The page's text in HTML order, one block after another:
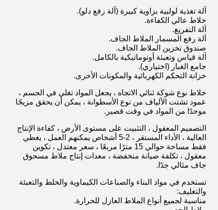
آلة تغذية لولبية بزاوية كبيرة (آلة رفع دلو).
خلاط عالي الكفاءة.
آلة التفريغ.
آلة رفع المسمار الملاط الجاف.
صندوق تخزين الملاط الجاف.
آلة قياس وتعبئة أوتوماتيكية بالكامل.
جامع الغبار (اختياري).
خزانة التحكم الكهربائية والمكونات الأخرى.
خلاط نوع شوكة ثنائي الاتجاه ، يجعل المواد تغلي في الجسم ،
عمود تشتت الألياف من نوع الأسطوانة ، يمكن أن يحقق مزيجًا
موحدًا من المواد في وقت قصير.
التصميم المعقول ، التثبيت على مستوى الأرض ، كفاءة الإنتاج
العالية ، الأداء المستقر ، 2-5 أشخاص يمكنهم العمل ، يغطي
فقط مساحة حوالي 15 مترًا مربعًا ، سعر معتدل ، تكوين
معقول ، تكلفة صيانة منخفضة ، معدات إنتاج ملاط ​​مسحوق
جاف مثالي جدًا.
تستخدم في مواد البناء والصناعات الكيماوية والخلط والتعبئة
والتغليف:
مناسبة لجميع أنواع الملاط العازل للحرارة.